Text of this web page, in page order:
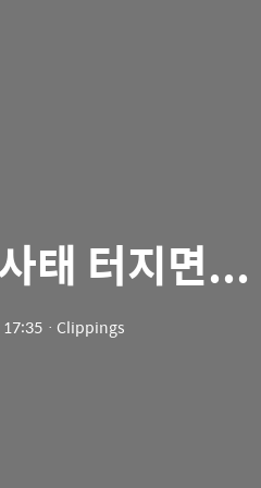
태 터지면...
ㆍ Clippings